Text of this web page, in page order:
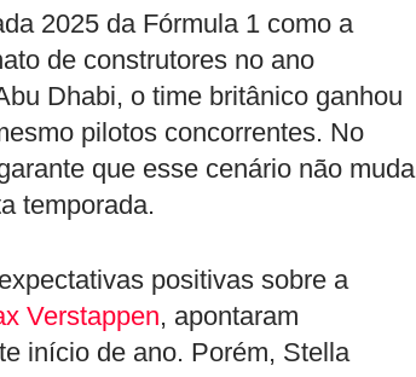
2025 da Fórmula 1 como a
de construtores no ano
Dhabi, o time britânico ganhou
pilotos concorrentes. No
que esse cenário não muda
temporada.
positivas sobre a
Verstappen, apontaram
início de ano. Porém, Stella